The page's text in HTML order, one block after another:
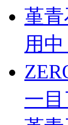
堇
用
一